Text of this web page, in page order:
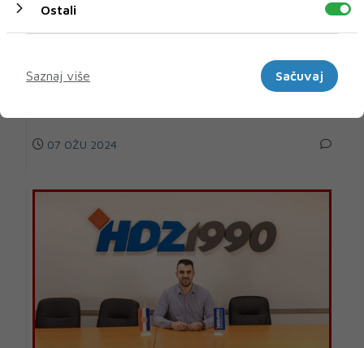
Predstavljen roman 'Zaključana vrata: Sutješki
07 OŽU 2024
Ostali
Saznaj više
Sačuvaj